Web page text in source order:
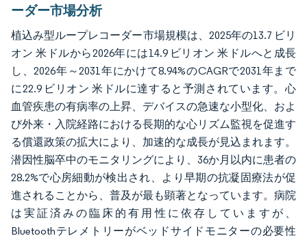
ーダー市場分析
植込み型ループレコーダー市場規模は、2025年の13.7 ビリ
オン 米ドルから2026年には14.9 ビリオン 米ドルへと成長
し、2026年～2031年にかけて8.94%のCAGRで2031年まで
に22.9 ビリオン 米ドルに達すると予測されています。心
血管疾患の有病率の上昇、デバイスの急速な小型化、およ
び外来・入院経路における長期的な心リズム監視を促進す
る償還政策の拡大により、加速的な成長が見込まれます。
潜因性脳卒中のモニタリングにより、36か月以内に患者の
28.2%で心房細動が検出され、より早期の抗凝固療法が促
進されることから、普及が最も顕著となっています。病院
は実証済みの臨床的有用性に依存していますが、
Bluetoothテレメトリーがベッドサイドモニターの必要性